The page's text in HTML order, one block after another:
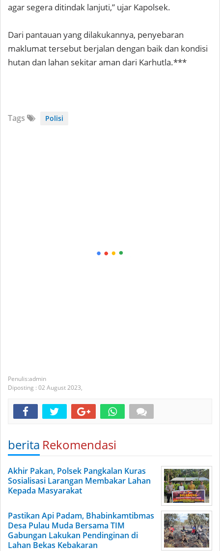
agar segera ditindak lanjuti,” ujar Kapolsek.
Dari pantauan yang dilakukannya, penyebaran
maklumat tersebut berjalan dengan baik dan kondisi
hutan dan lahan sekitar aman dari Karhutla.***
Tags Polisi
admin
Diposting : 02 August 2023,
berita Rekomendasi
Akhir Pakan, Polsek Pangkalan Kuras
Sosialisasi Larangan Membakar Lahan
Kepada Masyarakat
Pastikan Api Padam, Bhabinkamtibmas
Desa Pulau Muda Bersama TIM
Gabungan Lakukan Pendinginan di
Lahan Bekas Kebakaran